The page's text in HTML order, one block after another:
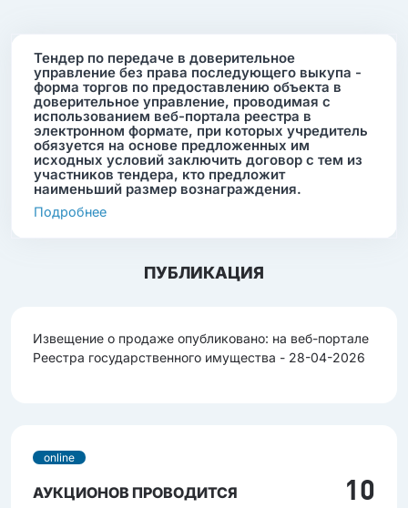
Тендер по передаче в доверительное
управление без права последующего выкупа -
форма торгов по предоставлению объекта в
доверительное управление, проводимая с
использованием веб-портала реестра в
электронном формате, при которых учредитель
обязуется на основе предложенных им
исходных условий заключить договор с тем из
участников тендера, кто предложит
наименьший размер вознаграждения.
Подробнее
ПУБЛИКАЦИЯ
Извещение о продаже опубликовано: на веб-портале
Реестра государственного имущества - 28-04-2026
online
АУКЦИОНОВ ПРОВОДИТСЯ 10